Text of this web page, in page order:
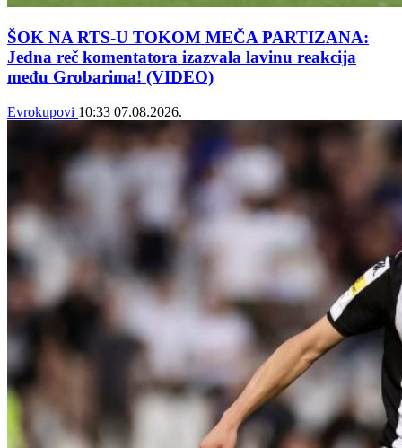
ŠOK NA RTS-U TOKOM MEČA PARTIZANA:
Jedna reč komentatora izazvala lavinu reakcija
među Grobarima! (VIDEO)
Evrokupovi 10:33 07.08.2026.